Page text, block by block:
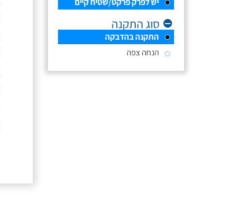
סוג התקנה
התקנה בהדבקה
הנחה צפה